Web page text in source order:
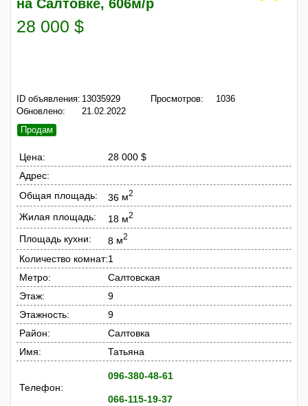
на Салтовке, 606м/р
28 000 $
ID объявления: 13035929
Обновлено:
21.02.2022
Просмотров: 1036
Продам
Цена:
28 000 $
Адрес:
Общая площадь:
36 м2
Жилая площадь: 18 м2
Площадь кухни: 8 м2
Количество комнат:1
Метро:
Салтовская
Этаж:
9
Этажность:
9
Район:
Салтовка
Имя:
Татьяна
Телефон:
096-380-48-61
066-115-19-37